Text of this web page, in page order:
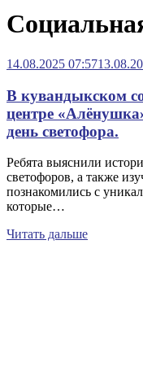
14.08.2025 07:57
В кувандыкском
центре
день светофора.
Ребята выяснили
светофоров, а также
познакомились с
которые…
Читать дальше